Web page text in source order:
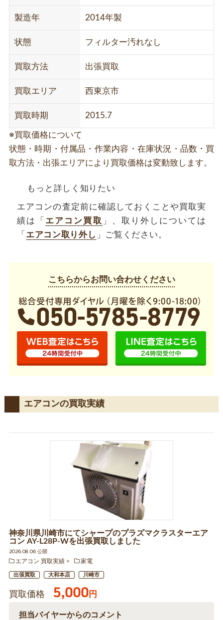
製造年 2014年製
状態 フィルター汚れなし
買取方法 出張買取
買取エリア 西東京市
買取時期 2015.7
※買取価格について
状態・時期・付属品・作業内容・在庫状況・品数・買
取方法・出張エリアにより買取価格は変動致します。
もっと詳しく知りたい
エアコンの査定前に確認しておくことや買取実
績は「 エアコン買取 」、取り外しについては
「 エアコン取り外し 」ご覧ください。
こちらからお問い合わせください
エアコンの買取実績
神奈川県川崎市にてシャープのプラズマクラスターエア
コン AY-L28P-Wを出張買取しました
2026.08.06 公開
エアコン 買取実績
家電
出張買取 大和本店 川崎市
買取価格 5,000円
担当バイヤーからのコメント